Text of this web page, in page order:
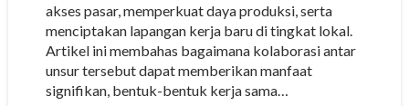
akses pasar, memperkuat daya produksi, serta
menciptakan lapangan kerja baru di tingkat lokal.
Artikel ini membahas bagaimana kolaborasi antar
unsur tersebut dapat memberikan manfaat
signifikan, bentuk-bentuk kerja sama…